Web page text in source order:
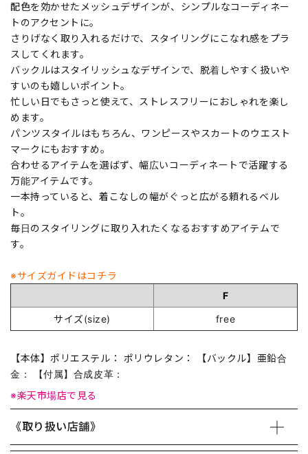
配色を効かせたメッシュデザインが、シンプルなコーディネー
トのアクセントに。
さりげなく取り入れるだけで、スタイリングにこなれ感をプラ
スしてくれます。
バックルはスタイリッシュなデザインで、脱着しやすく扱いや
すいのも嬉しいポイント。
忙しい日でもさっと使えて、ストレスフリーにおしゃれを楽し
めます。
パンツスタイルはもちろん、ワンピースやスカートのウエスト
マークにもおすすめ。
合わせるアイテムを選ばず、幅広いコーディネートで活躍する
万能アイテムです。
一本持っていると、着こなしの幅がぐっと広がる頼れるベル
ト。
毎日のスタイリングに取り入れたくなるおすすめアイテムで
す。
※サイズガイドはコチラ
F
サイズ(size)
free
【本体】ポリエステル： ポリウレタン： 【バックル】亜鉛合
金： 【付属】合成皮革：
※楽天市場店で見る
《取り扱い店舗》